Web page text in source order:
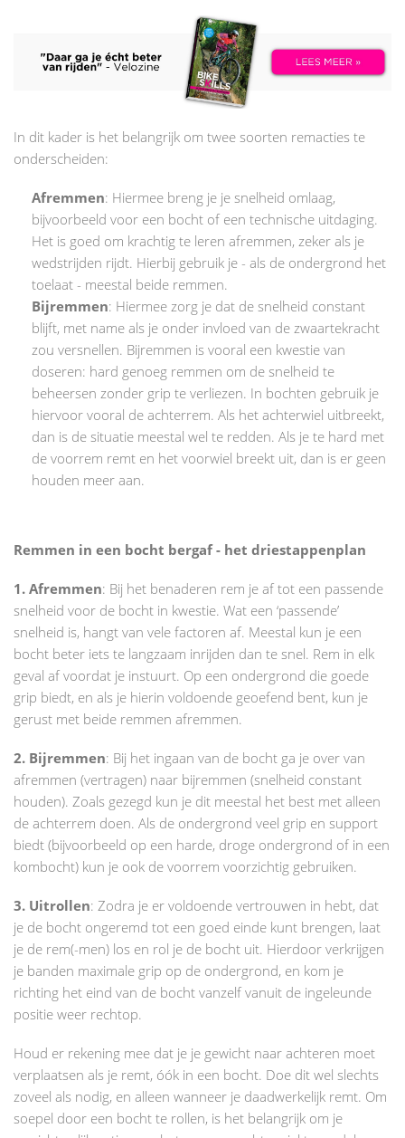
In dit kader is het belangrijk om twee soorten remacties te
onderscheiden:
Afremmen: Hiermee breng je je snelheid omlaag,
bijvoorbeeld voor een bocht of een technische uitdaging.
Het is goed om krachtig te leren afremmen, zeker als je
wedstrijden rijdt. Hierbij gebruik je - als de ondergrond het
toelaat - meestal beide remmen.
Bijremmen: Hiermee zorg je dat de snelheid constant
blijft, met name als je onder invloed van de zwaartekracht
zou versnellen. Bijremmen is vooral een kwestie van
doseren: hard genoeg remmen om de snelheid te
beheersen zonder grip te verliezen. In bochten gebruik je
hiervoor vooral de achterrem. Als het achterwiel uitbreekt,
dan is de situatie meestal wel te redden. Als je te hard met
de voorrem remt en het voorwiel breekt uit, dan is er geen
houden meer aan.
Remmen in een bocht bergaf - het driestappenplan
1. Afremmen: Bij het benaderen rem je af tot een passende
snelheid voor de bocht in kwestie. Wat een ‘passende’
snelheid is, hangt van vele factoren af. Meestal kun je een
bocht beter iets te langzaam inrijden dan te snel. Rem in elk
geval af voordat je instuurt. Op een ondergrond die goede
grip biedt, en als je hierin voldoende geoefend bent, kun je
gerust met beide remmen afremmen.
2. Bijremmen: Bij het ingaan van de bocht ga je over van
afremmen (vertragen) naar bijremmen (snelheid constant
houden). Zoals gezegd kun je dit meestal het best met alleen
de achterrem doen. Als de ondergrond veel grip en support
biedt (bijvoorbeeld op een harde, droge ondergrond of in een
kombocht) kun je ook de voorrem voorzichtig gebruiken.
3. Uitrollen: Zodra je er voldoende vertrouwen in hebt, dat
je de bocht ongeremd tot een goed einde kunt brengen, laat
je de rem(-men) los en rol je de bocht uit. Hierdoor verkrijgen
je banden maximale grip op de ondergrond, en kom je
richting het eind van de bocht vanzelf vanuit de ingeleunde
positie weer rechtop.
Houd er rekening mee dat je je gewicht naar achteren moet
verplaatsen als je remt, óók in een bocht. Doe dit wel slechts
zoveel als nodig, en alleen wanneer je daadwerkelijk remt. Om
soepel door een bocht te rollen, is het belangrijk om je